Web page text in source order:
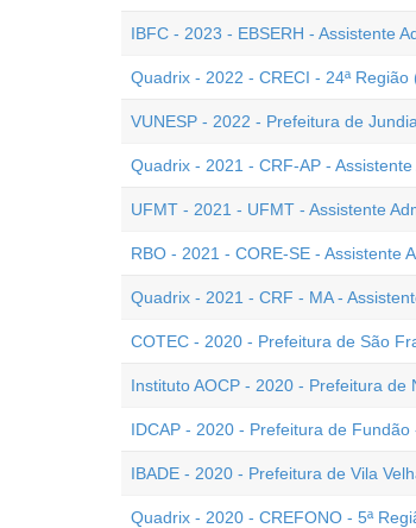
IBFC - 2023 - EBSERH - Assistente
Quadrix - 2022 - CRECI - 24ª
VUNESP - 2022 - Prefeitura de
Quadrix - 2021 - CRF-AP -
UFMT - 2021 - UFMT - Assistente
RBO - 2021 - CORE-SE - Assistente
Quadrix - 2021 - CRF - MA -
COTEC - 2020 - Prefeitura de São
Instituto AOCP - 2020 - Prefeitura de
IDCAP - 2020 - Prefeitura de
IBADE - 2020 - Prefeitura de Vila
Quadrix - 2020 - CREFONO - 5ª